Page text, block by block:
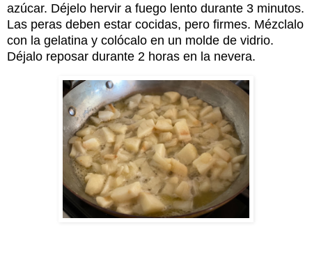
azúcar. Déjelo hervir a fuego lento durante 3 minutos.
Las peras deben estar cocidas, pero firmes. Mézclalo
con la gelatina y colócalo en un molde de vidrio.
Déjalo reposar durante 2 horas en la nevera.